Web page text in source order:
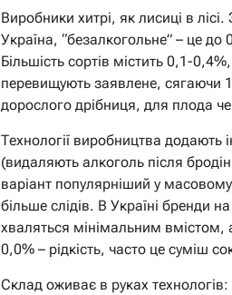
Виробники хитрі, як лисиці в
Україна, “безалкогольне” – це
Більшість сортів містить 0,1-
перевищують заявлене, сягаючи
дорослого дрібниця, для плода
Технології виробництва
(видаляють алкоголь після
варіант популярніший у
більше слідів. В Україні бренди
хваляться мінімальним вмістом,
0,0% – рідкість, часто це суміш
Склад оживає в руках